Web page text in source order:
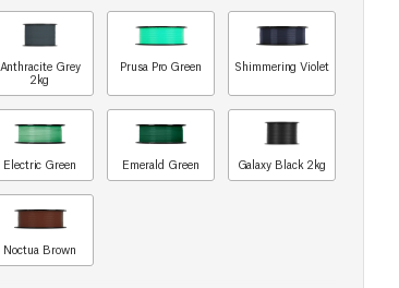
Anthracite Grey
2kg
Prusa Pro Green Shimmering Violet
Electric Green Emerald Green Galaxy Black 2kg
Noctua Brown